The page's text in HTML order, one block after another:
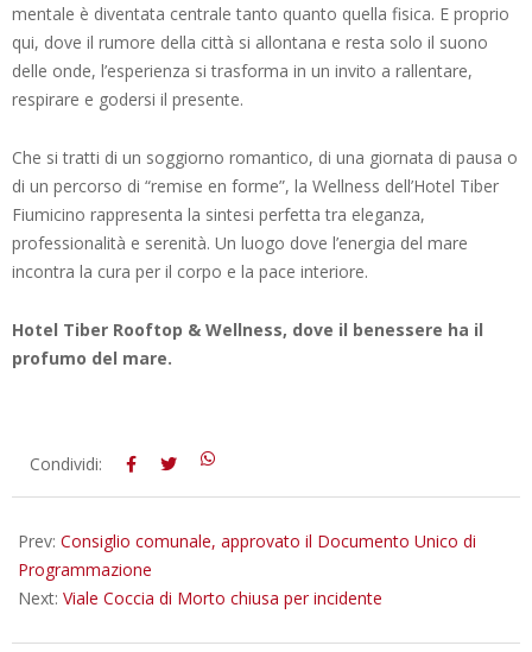
mentale è diventata centrale tanto quanto quella fisica. E proprio
qui, dove il rumore della città si allontana e resta solo il suono
delle onde, l’esperienza si trasforma in un invito a rallentare,
respirare e godersi il presente.
Che si tratti di un soggiorno romantico, di una giornata di pausa o
di un percorso di “remise en forme”, la Wellness dell’Hotel Tiber
Fiumicino rappresenta la sintesi perfetta tra eleganza,
professionalità e serenità. Un luogo dove l’energia del mare
incontra la cura per il corpo e la pace interiore.
Hotel Tiber Rooftop & Wellness, dove il benessere ha il
profumo del mare.
2025-
Condividi:
Prev: Consiglio comunale, approvato il Documento Unico di
Programmazione
Next: Viale Coccia di Morto chiusa per incidente